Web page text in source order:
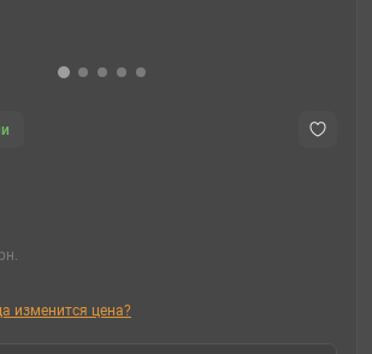
изменится цена?